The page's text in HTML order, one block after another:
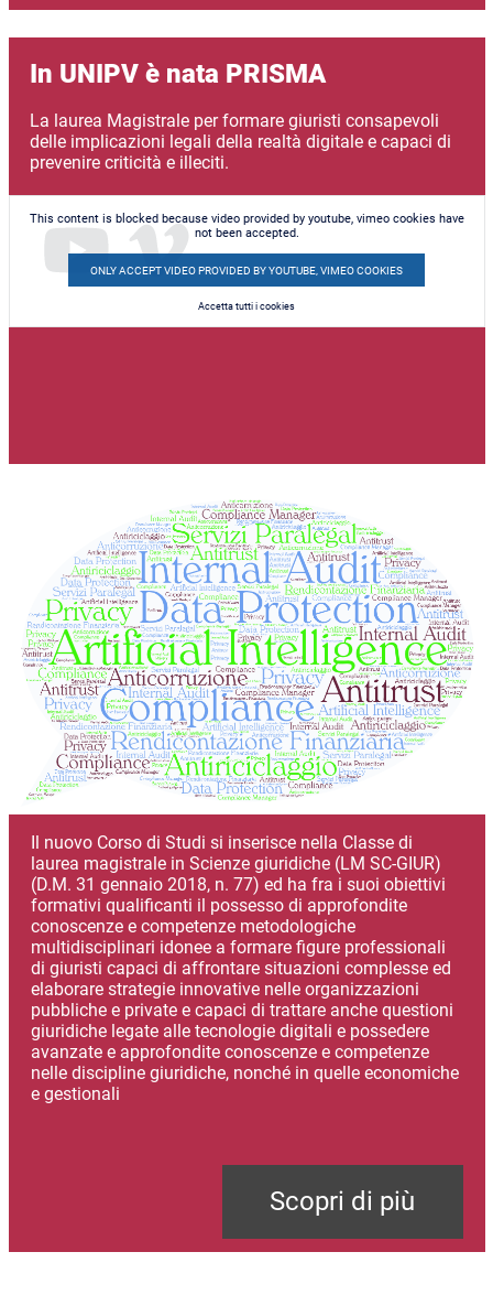
In UNIPV è nata PRISMA
La laurea Magistrale per formare giuristi consapevoli
delle implicazioni legali della realtà digitale e capaci di
prevenire criticità e illeciti.
This content is blocked because video provided by youtube, vimeo cookies have
not been accepted.
ONLY ACCEPT VIDEO PROVIDED BY YOUTUBE, VIMEO COOKIES
Accetta tutti i cookies
Il nuovo Corso di Studi si inserisce nella Classe di
laurea magistrale in Scienze giuridiche (LM SC-GIUR)
(D.M. 31 gennaio 2018, n. 77) ed ha fra i suoi obiettivi
formativi qualificanti il possesso di approfondite
conoscenze e competenze metodologiche
multidisciplinari idonee a formare figure professionali
di giuristi capaci di affrontare situazioni complesse ed
elaborare strategie innovative nelle organizzazioni
pubbliche e private e capaci di trattare anche questioni
giuridiche legate alle tecnologie digitali e possedere
avanzate e approfondite conoscenze e competenze
nelle discipline giuridiche, nonché in quelle economiche
e gestionali
Scopri di più